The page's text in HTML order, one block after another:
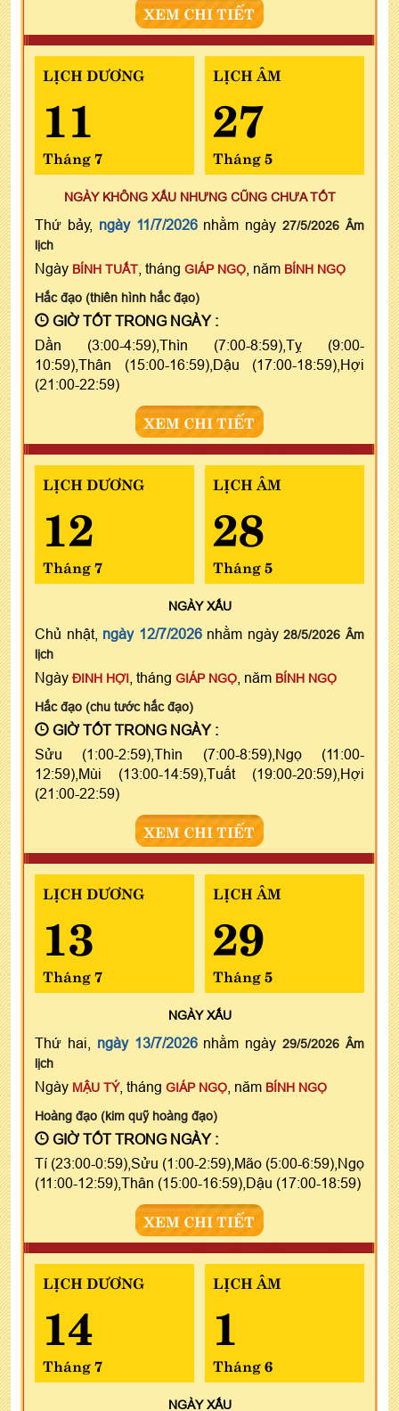
XEM CHI TIẾT
LỊCH DƯƠNG
11
Tháng 7
LỊCH ÂM
27
Tháng 5
NGÀY KHÔNG XẤU NHƯNG CŨNG CHƯA TỐT
Thứ bảy, ngày 11/7/2026nhằm ngày27/5/2026 Âm
lịch
Ngày BÍNH TUẤT , tháng GIÁP NGỌ , năm BÍNH NGỌ
Hắc đạo (thiên hình hắc đạo)
GIỜ TỐT TRONG NGÀY :
Dần (3:00-4:59),Thìn (7:00-8:59),Tỵ (9:00-
10:59),Thân (15:00-16:59),Dậu (17:00-18:59),Hợi
(21:00-22:59)
XEM CHI TIẾT
LỊCH DƯƠNG
12
Tháng 7
LỊCH ÂM
28
Tháng 5
NGÀYXẤU
Chủ nhật, ngày 12/7/2026nhằm ngày28/5/2026 Âm
lịch
Ngày ĐINH HỢI , tháng GIÁP NGỌ , năm BÍNH NGỌ
Hắc đạo (chu tước hắc đạo)
GIỜ TỐT TRONG NGÀY :
Sửu (1:00-2:59),Thìn (7:00-8:59),Ngọ (11:00-
12:59),Mùi (13:00-14:59),Tuất (19:00-20:59),Hợi
(21:00-22:59)
XEM CHI TIẾT
LỊCH DƯƠNG
13
Tháng 7
LỊCH ÂM
29
Tháng 5
NGÀYXẤU
Thứ hai, ngày 13/7/2026nhằm ngày29/5/2026 Âm
lịch
Ngày MẬU TÝ, tháng GIÁP NGỌ , năm BÍNH NGỌ
Hoàng đạo (kim quỹ hoàng đạo)
GIỜ TỐT TRONG NGÀY :
Tí (23:00-0:59),Sửu (1:00-2:59),Mão (5:00-6:59),Ngọ
(11:00-12:59),Thân (15:00-16:59),Dậu (17:00-18:59)
XEM CHI TIẾT
LỊCH DƯƠNG
14
Tháng 7
LỊCH ÂM
1
Tháng 6
NGÀYXẤU